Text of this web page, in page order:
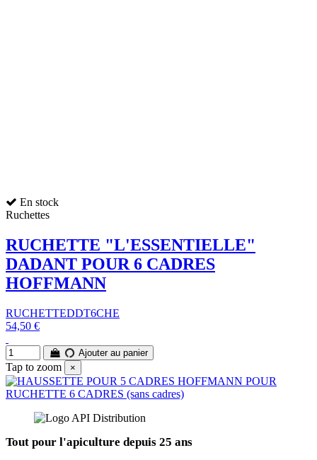
En stock
Ruchettes
RUCHETTE "L'ESSENTIELLE"
DADANT POUR 6 CADRES
HOFFMANN
RUCHETTEDDT6CHE
54,50 €
Ajouter au panier
Tap to zoom ×
Tout pour l'apiculture depuis 25 ans